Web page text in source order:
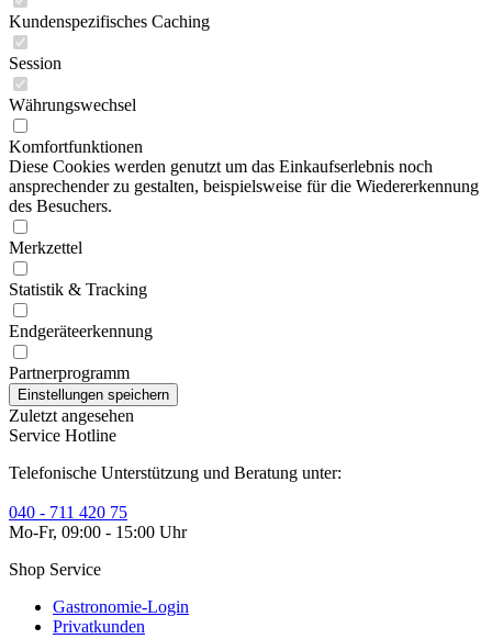
Kundenspezifisches Caching
Session
Währungswechsel
Komfortfunktionen
Diese Cookies werden genutzt um das Einkaufserlebnis noch
ansprechender zu gestalten, beispielsweise für die Wiedererkennung
des Besuchers.
Merkzettel
Statistik & Tracking
Endgeräteerkennung
Partnerprogramm
Zuletzt angesehen
Service Hotline
Telefonische Unterstützung und Beratung unter:
040 - 711 420 75
Mo-Fr, 09:00 - 15:00 Uhr
Shop Service
Gastronomie-Login
Privatkunden